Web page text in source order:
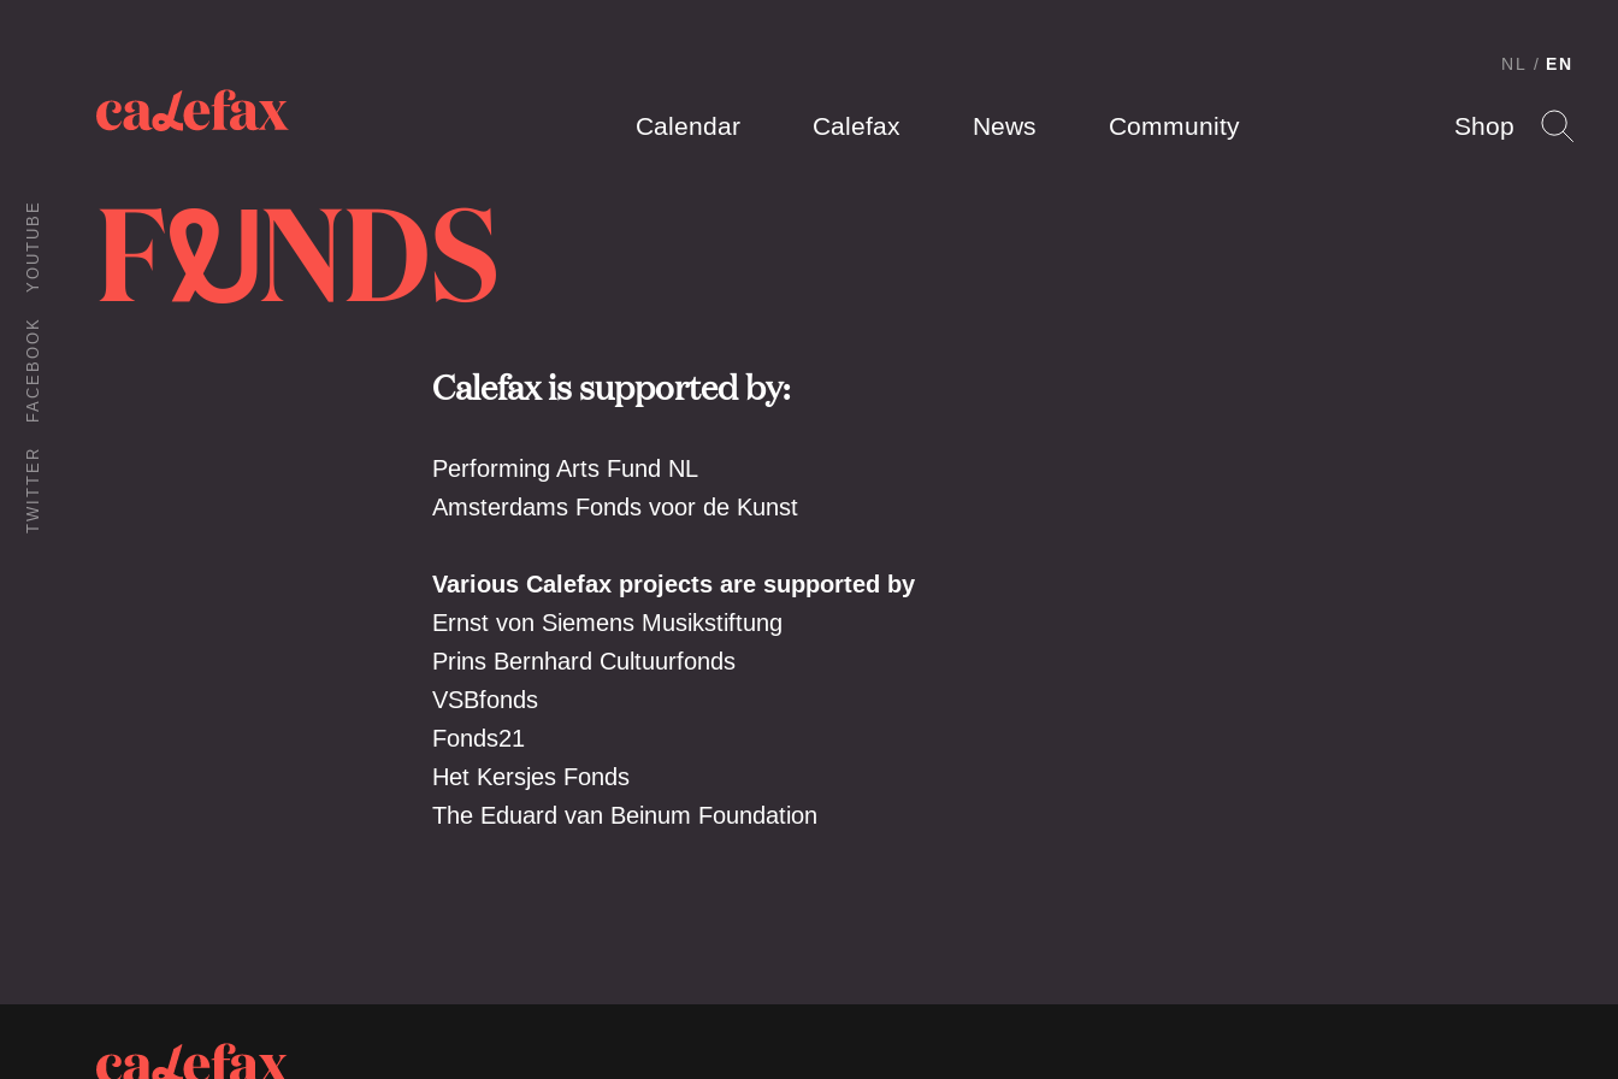
Calendar Calefax News Community Shop
NL EN
TWITTER
FACEBOOK
YOUTUBE FUNDS
Calefax is supported by:
Performing Arts Fund NL
Amsterdams Fonds voor de Kunst
Various Calefax projects are supported by
Ernst von Siemens Musikstiftung
Prins Bernhard Cultuurfonds
VSBfonds
Fonds21
Het Kersjes Fonds
The Eduard van Beinum Foundation